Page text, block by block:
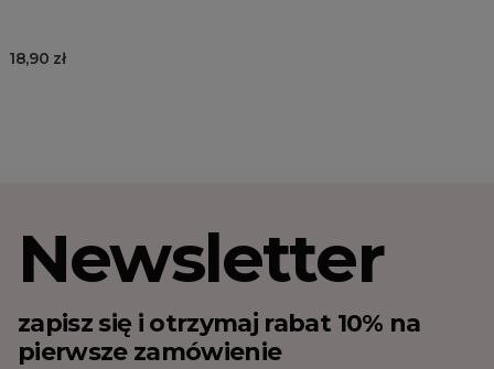
18,90 zł
Newsletter
zapisz się i otrzymaj rabat 10% na
pierwsze zamówienie